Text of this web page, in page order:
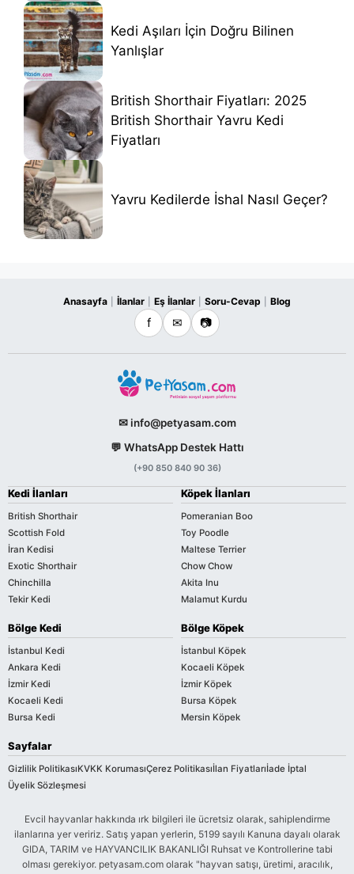
Kedi Aşıları İçin Doğru Bilinen
Yanlışlar
British Shorthair Fiyatları: 2025
British Shorthair Yavru Kedi
Fiyatları
Yavru Kedilerde İshal Nasıl Geçer?
Anasayfa İlanlar Eş İlanlar Soru-Cevap Blog
f ✉ 📷
✉ info@petyasam.com
💬 WhatsApp Destek Hattı
(+90 850 840 90 36)
Kedi İlanları
British Shorthair
Scottish Fold
İran Kedisi
Exotic Shorthair
Chinchilla
Tekir Kedi
Köpek İlanları
Pomeranian Boo
Toy Poodle
Maltese Terrier
Chow Chow
Akita Inu
Malamut Kurdu
Bölge Kedi
İstanbul Kedi
Ankara Kedi
İzmir Kedi
Kocaeli Kedi
Bursa Kedi
Bölge Köpek
İstanbul Köpek
Kocaeli Köpek
İzmir Köpek
Bursa Köpek
Mersin Köpek
Sayfalar
Gizlilik PolitikasıKVKK KorumasıÇerez Politikasıİlan Fiyatlarıİade İptal
Üyelik Sözleşmesi
Evcil hayvanlar hakkında ırk bilgileri ile ücretsiz olarak, sahiplendirme
ilanlarına yer veririz. Satış yapan yerlerin, 5199 sayılı Kanuna dayalı olarak
GIDA, TARIM ve HAYVANCILIK BAKANLIĞI Ruhsat ve Kontrollerine tabi
olması gerekiyor. petyasam.com olarak "hayvan satışı, üretimi, aracılık,